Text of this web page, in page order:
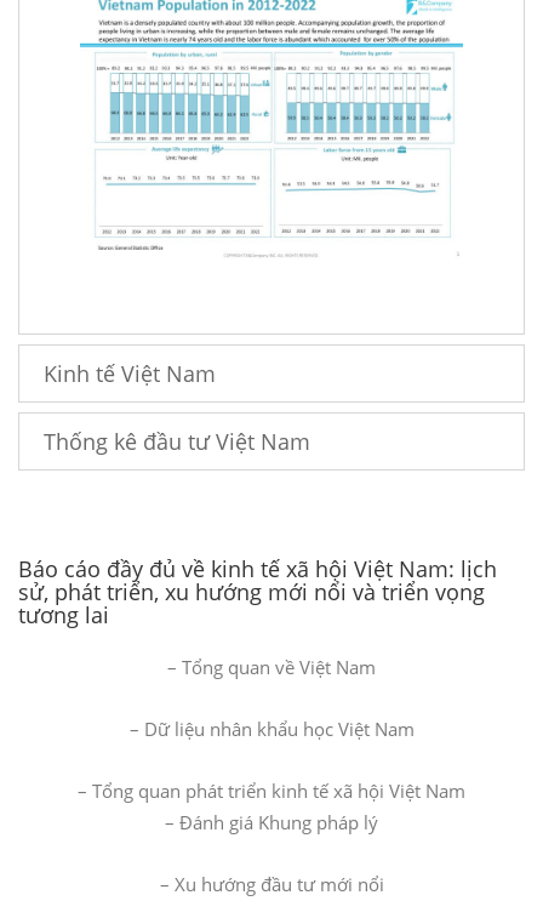
Kinh tế Việt Nam
Thống kê đầu tư Việt Nam
Báo cáo đầy đủ về kinh tế xã hội Việt Nam: lịch
sử, phát triển, xu hướng mới nổi và triển vọng
tương lai
– Tổng quan về Việt Nam
– Dữ liệu nhân khẩu học Việt Nam
– Tổng quan phát triển kinh tế xã hội Việt Nam
– Đánh giá Khung pháp lý
– Xu hướng đầu tư mới nổi